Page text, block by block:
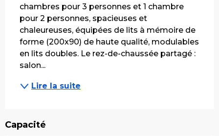
chambres pour 3 personnes et 1 chambre
pour 2 personnes, spacieuses et
chaleureuses, équipées de lits à mémoire de
forme (200x90) de haute qualité, modulables
en lits doubles. Le rez-de-chaussée partagé :
salon...
Lire la suite
Capacité